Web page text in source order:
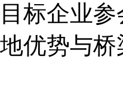
标企业
优势与